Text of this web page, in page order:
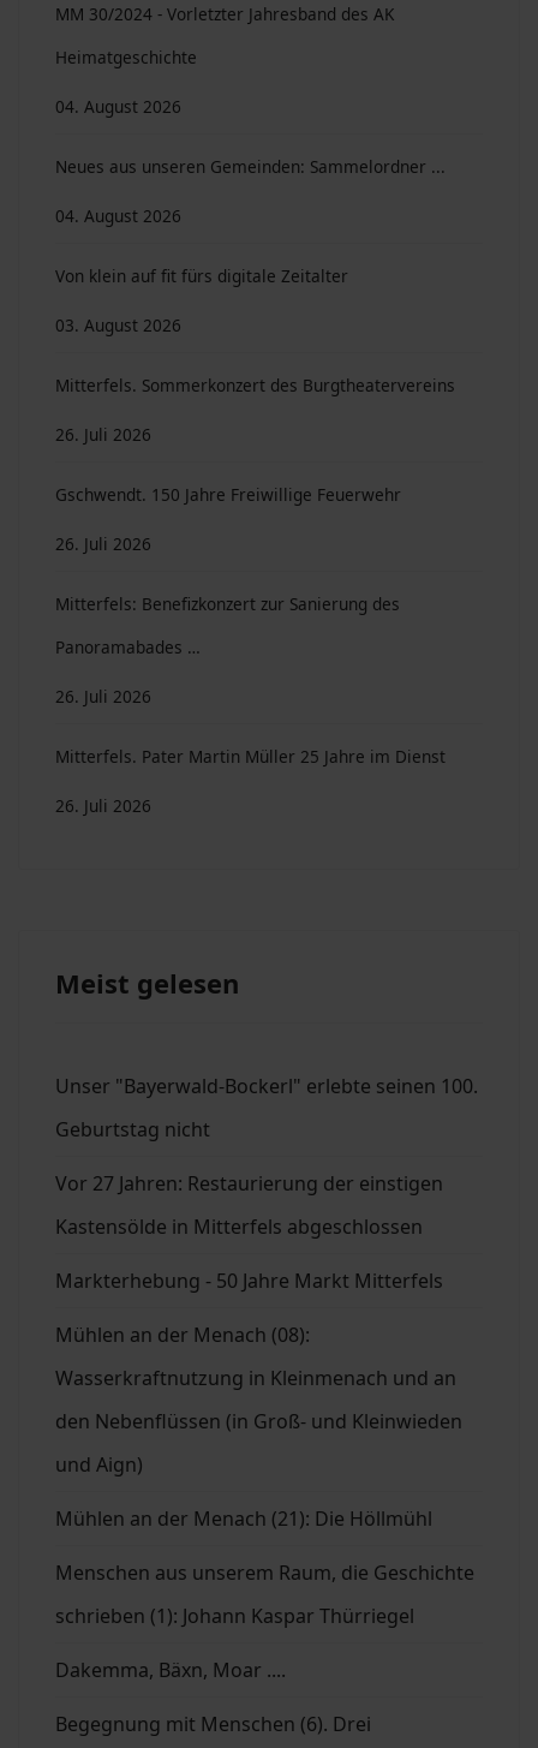
MM 30/2024 - Vorletzter Jahresband des AK
Heimatgeschichte
04. August 2026
Neues aus unseren Gemeinden: Sammelordner ...
04. August 2026
Von klein auf fit fürs digitale Zeitalter
03. August 2026
Mitterfels. Sommerkonzert des Burgtheatervereins
26. Juli 2026
Gschwendt. 150 Jahre Freiwillige Feuerwehr
26. Juli 2026
Mitterfels: Benefizkonzert zur Sanierung des
Panoramabades …
26. Juli 2026
Mitterfels. Pater Martin Müller 25 Jahre im Dienst
26. Juli 2026
Meist gelesen
Unser "Bayerwald-Bockerl" erlebte seinen 100.
Geburtstag nicht
Vor 27 Jahren: Restaurierung der einstigen
Kastensölde in Mitterfels abgeschlossen
Markterhebung - 50 Jahre Markt Mitterfels
Mühlen an der Menach (08):
Wasserkraftnutzung in Kleinmenach und an
den Nebenflüssen (in Groß- und Kleinwieden
und Aign)
Mühlen an der Menach (21): Die Höllmühl
Menschen aus unserem Raum, die Geschichte
schrieben (1): Johann Kaspar Thürriegel
Dakemma, Bäxn, Moar ....
Begegnung mit Menschen (6). Drei